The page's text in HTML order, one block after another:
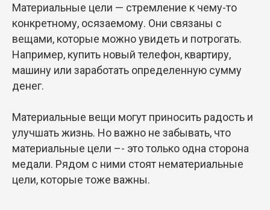
Материальные цели — стремление к чему-то
конкретному, осязаемому. Они связаны с
вещами, которые можно увидеть и потрогать.
Например, купить новый телефон, квартиру,
машину или заработать определенную сумму
денег.
Материальные вещи могут приносить радость и
улучшать жизнь. Но важно не забывать, что
материальные цели –- это только одна сторона
медали. Рядом с ними стоят нематериальные
цели, которые тоже важны.